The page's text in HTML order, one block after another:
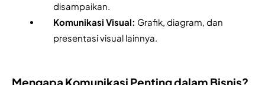
disampaikan.
Komunikasi Visual: Grafik, diagram, dan
presentasi visual lainnya.